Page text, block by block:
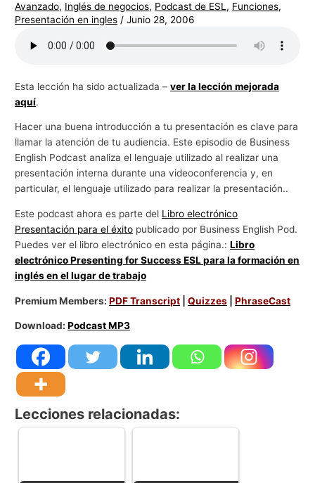
Avanzado, Inglés de negocios, Podcast de ESL , Funciones,
Presentación en ingles /Junio 28, 2006
Esta lección ha sido actualizada –ver la lección mejorada
aquí.
Hacer una buena introducción a tu presentación es clave para
llamar la atención de tu audiencia. Este episodio de Business
English Podcast analiza el lenguaje utilizado al realizar una
presentación interna durante una videoconferencia y, en
particular, el lenguaje utilizado para realizar la presentación..
Este podcast ahora es parte del Libro electrónico
Presentación para el éxito publicado por Business English Pod.
Puedes ver el libro electrónico en esta página.:Libro
electrónico Presenting for Success ESL para la formación en
inglés en el lugar de trabajo
Premium Members:PDF Transcript |Quizzes |PhraseCast
Download:Podcast MP3
Lecciones relacionadas:
n
e
c
i
o
s